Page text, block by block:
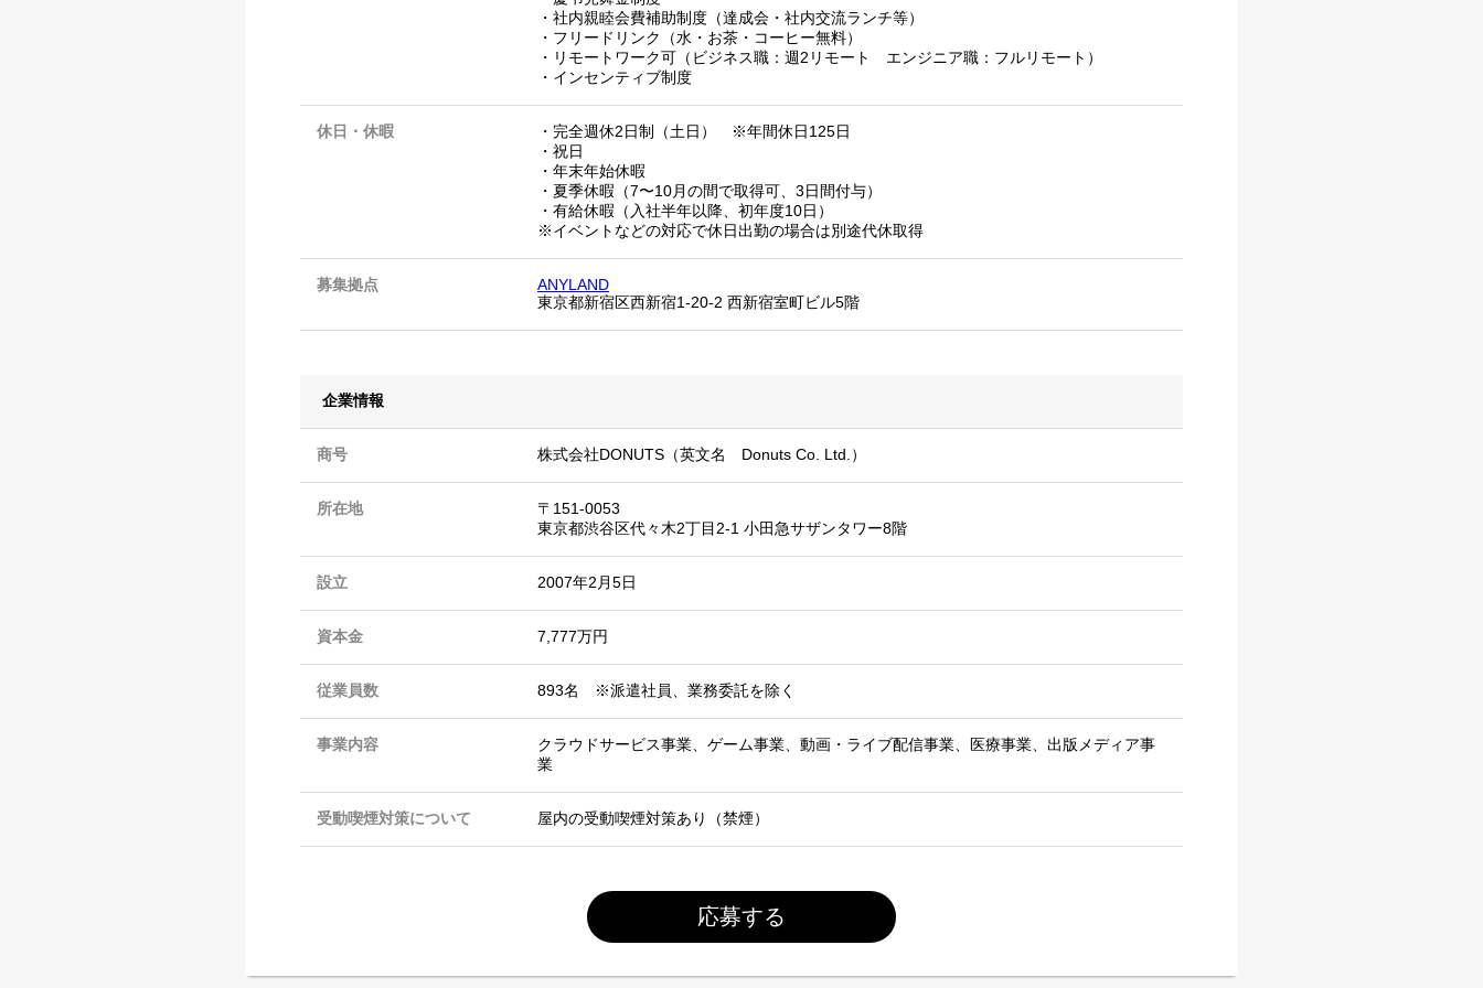
・社内親睦会費補助制度（達成会・社内交流ランチ等）
・フリードリンク（水・お茶・コーヒー無料）
・リモートワーク可（ビジネス職：週2リモート エンジニア職：フルリモート）
・インセンティブ制度
休日・休暇
・完全週休2日制（土日） ※年間休日125日
・祝日
・年末年始休暇
・夏季休暇（7〜10月の間で取得可、3日間付与）
・有給休暇（入社半年以降、初年度10日）
※イベントなどの対応で休日出勤の場合は別途代休取得
募集拠点
ANYLAND
東京都新宿区西新宿1-20-2 西新宿室町ビル5階
企業情報
商号 株式会社DONUTS（英文名 Donuts Co. Ltd.）
所在地
〒151-0053
東京都渋谷区代々木2丁目2-1 小田急サザンタワー8階
設立 2007年2月5日
資本金 7,777万円
従業員数 893名 ※派遣社員、業務委託を除く
事業内容
クラウドサービス事業、ゲーム事業、動画・ライブ配信事業、医療事業、出版メディア事
業
受動喫煙対策について 屋内の受動喫煙対策あり（禁煙）
応募する